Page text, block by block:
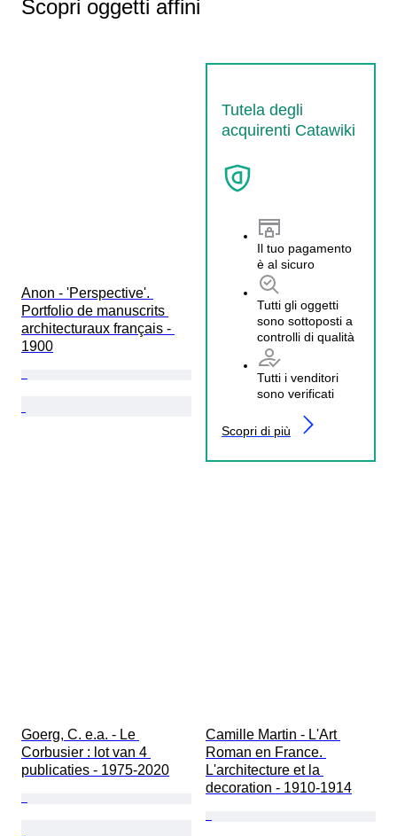
Scopri oggetti affini
Tutela degli
acquirenti Catawiki
Il tuo pagamento
è al sicuro
Tutti gli oggetti
sono sottoposti a
controlli di qualità
Tutti i venditori
sono verificati
Scopri di più
Anon - 'Perspective'.
Portfolio de manuscrits
architecturaux français -
1900
Goerg, C. e.a. - Le
Corbusier : lot van 4
publicaties - 1975-2020
Camille Martin - L'Art
Roman en France.
L'architecture et la
decoration - 1910-1914